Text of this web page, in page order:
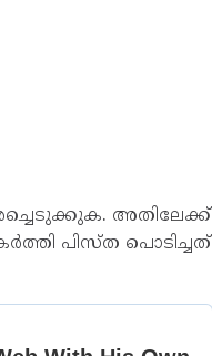
അതിലേക്ക്
പിസ്ത പൊടിച്ചത്